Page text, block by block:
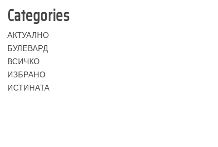
Categories
АКТУАЛНО
БУЛЕВАРД
ВСИЧКО
ИЗБРАНО
ИСТИНАТА